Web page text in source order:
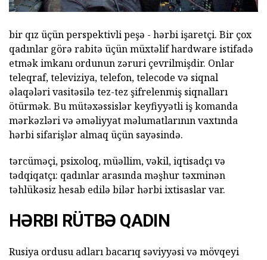
bir qız üçün perspektivli peşə - hərbi işaretçi. Bir çox
qadınlar görə rabitə üçün müxtəlif hardware istifadə
etmək imkanı ordunun zəruri çevrilmişdir. Onlar
teleqraf, televiziya, telefon, telecode və siqnal
əlaqələri vasitəsilə tez-tez şifrelenmiş siqnalları
ötürmək. Bu mütəxəssislər keyfiyyətli iş komanda
mərkəzləri və əməliyyat məlumatlarının vaxtında
hərbi sifarişlər almaq üçün sayəsində.
tərcüməçi, psixoloq, müəllim, vəkil, iqtisadçı və
tədqiqatçı: qadınlar arasında məşhur təxminən
təhlükəsiz hesab edilə bilər hərbi ixtisaslar var.
HƏRBI RÜTBƏ QADIN
Rusiya ordusu adları bacarıq səviyyəsi və mövqeyi